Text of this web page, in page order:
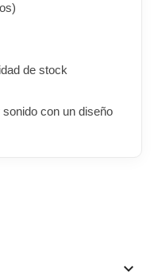
de stock
con un diseño
